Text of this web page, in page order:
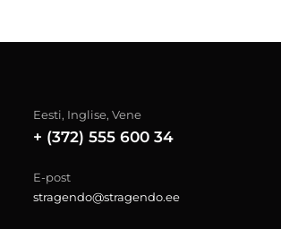
Eesti, Inglise, Vene
+ (372) 555 600 34
E-post
stragendo@stragendo.ee